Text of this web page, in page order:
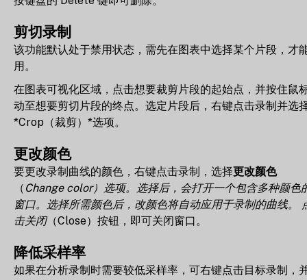
剪切录制
该功能默认处于禁用状态，需先在图表中选择某个片段，才
用。
在图表可视化区域，点击想要裁剪片段的起始点，并按住鼠
动至想要剪切片段的终点。选定片段后，右键点击录制并选
*Crop（裁剪）*选项。
更改颜色
要更改录制曲线的颜色，右键点击录制，选择更改颜色
（ Change color） 选项。选择后，会打开一个包含多种颜色
窗口。选择所需颜色后，改颜色将自动应用于录制的曲线。
击关闭（Close）按钮，即可关闭窗口。
降低采样率
如果在分析录制时需要较低采样率，可右键点击目标录制，